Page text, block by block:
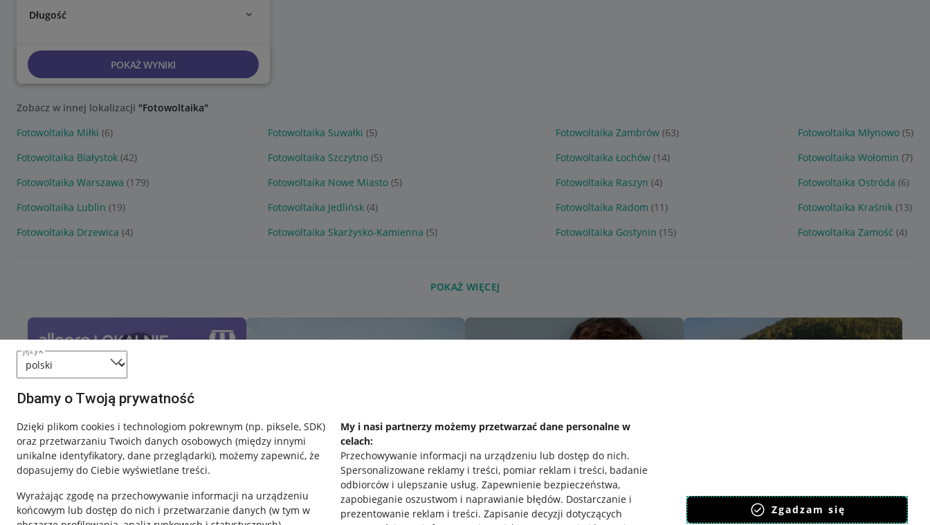
język
Dbamy o Twoją prywatność
Dzięki plikom cookies i technologiom pokrewnym (np. piksele, SDK)
oraz przetwarzaniu Twoich danych osobowych (między innymi
unikalne identyfikatory, dane przeglądarki), możemy zapewnić, że
dopasujemy do Ciebie wyświetlane treści.
Wyrażając zgodę na przechowywanie informacji na urządzeniu
końcowym lub dostęp do nich i przetwarzanie danych (w tym w
My i nasi partnerzy możemy przetwarzać dane personalne w
celach:
Przechowywanie informacji na urządzeniu lub dostęp do nich.
Spersonalizowane reklamy i treści, pomiar reklam i treści, badanie
odbiorców i ulepszanie usług. Zapewnienie bezpieczeństwa,
zapobieganie oszustwom i naprawianie błędów. Dostarczanie i
prezentowanie reklam i treści. Zapisanie decyzji dotyczących
Zgadzam się
Długość
POKAŻ WYNIKI
Zobacz w innej lokalizacji "Fotowoltaika"
Fotowoltaika Miłki (6) Fotowoltaika Suwałki (5) Fotowoltaika Zambrów (63) Fotowoltaika Młynowo (5)
Fotowoltaika Białystok (42) Fotowoltaika Szczytno (5) Fotowoltaika Łochów (14) Fotowoltaika Wołomin (7)
Fotowoltaika Warszawa (179) Fotowoltaika Nowe Miasto (5) Fotowoltaika Raszyn (4) Fotowoltaika Ostróda (6)
Fotowoltaika Lublin (19) Fotowoltaika Jedlińsk (4) Fotowoltaika Radom (11) Fotowoltaika Kraśnik (13)
Fotowoltaika Drzewica (4) Fotowoltaika Skarżysko-Kamienna (5) Fotowoltaika Gostynin (15) Fotowoltaika Zamość (4)
POKAŻ WIĘCEJ